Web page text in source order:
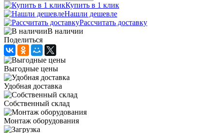
Купить в 1 клик
Нашли дешевле
Рассчитать доставку
В наличии
Поделиться
Выгодные цены
Удобная доставка
Собственный склад
Монтаж оборудования